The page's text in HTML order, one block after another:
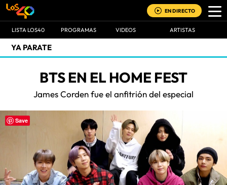
EN DIRECTO
LISTA LOS40 PROGRAMAS VIDEOS ARTISTAS
YA PARATE
BTS EN EL HOME FEST
James Corden fue el anfitrión del especial
Save